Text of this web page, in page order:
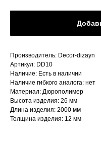
Производитель: Decor-dizayn
Артикул: DD10
Наличие: Есть в наличии
Наличие гибкого аналога: нет
Материал: Дюрополимер
Высота изделия: 26 мм
Длина изделия: 2000 мм
Толщина изделия: 12 мм